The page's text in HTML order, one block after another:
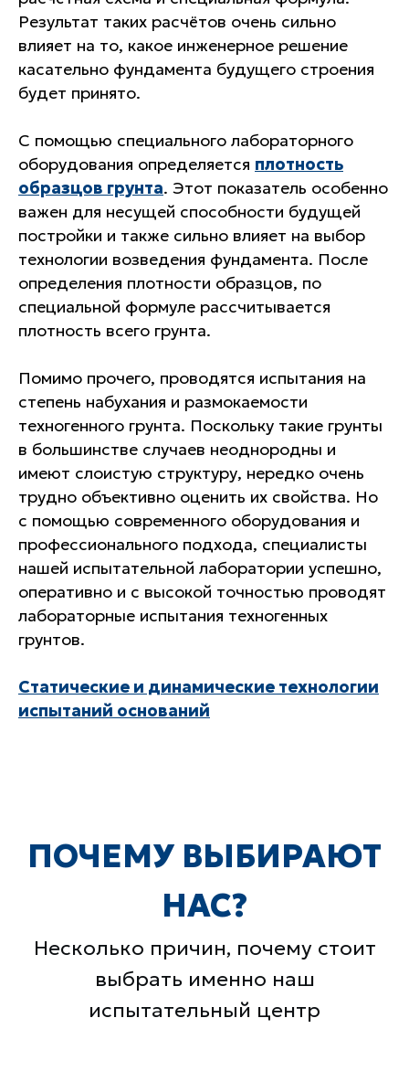
Результат таких расчётов очень сильно
влияет на то, какое инженерное решение
касательно фундамента будущего строения
будет принято.
С помощью специального лабораторного
оборудования определяется плотность
образцов грунта. Этот показатель особенно
важен для несущей способности будущей
постройки и также сильно влияет на выбор
технологии возведения фундамента. После
определения плотности образцов, по
специальной формуле рассчитывается
плотность всего грунта.
Помимо прочего, проводятся испытания на
степень набухания и размокаемости
техногенного грунта. Поскольку такие грунты
в большинстве случаев неоднородны и
имеют слоистую структуру, нередко очень
трудно объективно оценить их свойства. Но
с помощью современного оборудования и
профессионального подхода, специалисты
нашей испытательной лаборатории успешно,
оперативно и с высокой точностью проводят
лабораторные испытания техногенных
грунтов.
Статические и динамические технологии
испытаний оснований
Несколько причин, почему стоит
выбрать именно наш
ПОЧЕМУ ВЫБИРАЮТ
НАС?
Гарантии
Квалифицированные
Контроль на каждом этапе